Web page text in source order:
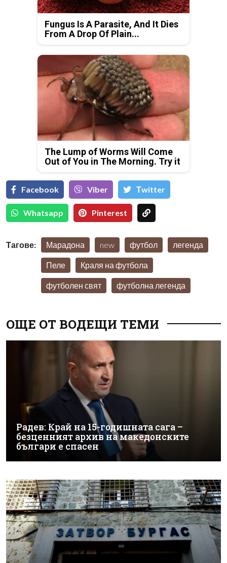
Fungus Is A Parasite, And It Dies
From A Drop Of Plain...
The Lump of Worms Will Come
Out of You in The Morning. Try it
Facebook Viber Тwitter
Whatsapp Pinterest
Тагове: Марадона new футбол легенда
Пеле Краля на футбола
футболен свят футболна легенда
ОЩЕ ОТ ВОДЕЩИ ТЕМИ
Радев: Край на 15-годишната сага –
безценният архив на македонските
българи е спасен